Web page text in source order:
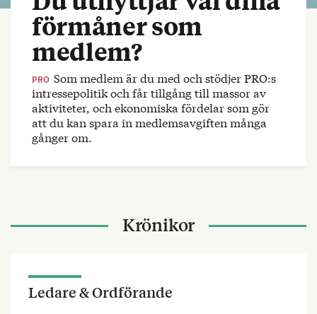
förmåner som
medlem?
PRO Som medlem är du med och stödjer PRO:s
intressepolitik och får tillgång till massor av
aktiviteter, och ekonomiska fördelar som gör
att du kan spara in medlemsavgiften många
gånger om.
Krönikor
Ledare & Ordförande